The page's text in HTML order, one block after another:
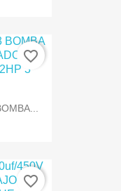
favorite_border
favorite_border